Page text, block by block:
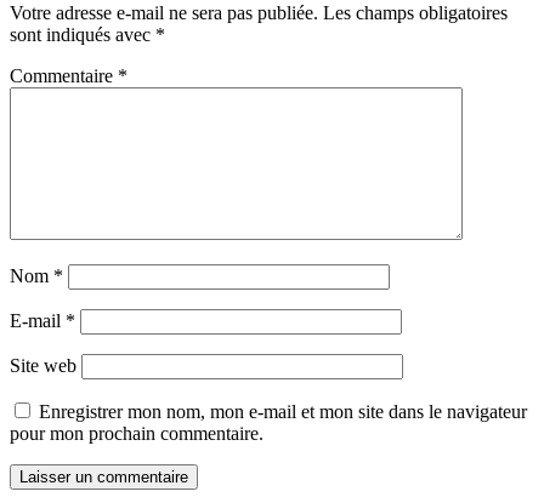
Votre adresse e-mail ne sera pas publiée. Les champs obligatoires
sont indiqués avec *
Commentaire *
Nom *
E-mail *
Site web
Enregistrer mon nom, mon e-mail et mon site dans le navigateur
pour mon prochain commentaire.